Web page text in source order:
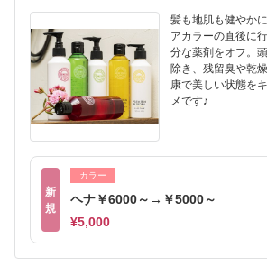
髪も地肌も健やか
アカラーの直後に
分な薬剤をオフ。
除き、残留臭や乾
康で美しい状態を
メです♪
新
規
カラー
ヘナ￥6000～→￥5000～
¥5,000